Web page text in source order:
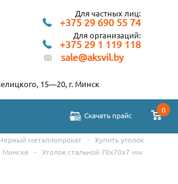
Для частных лиц:
+375 29 690 55 74
Для организаций:
+375 29 1 119 118
sale@aksvil.by
Скачать прайс
0
15—20, г. Минск
Черный металлопрокат -
Купить уголок
Минске
- Уголок стальной 70х70х7 мм